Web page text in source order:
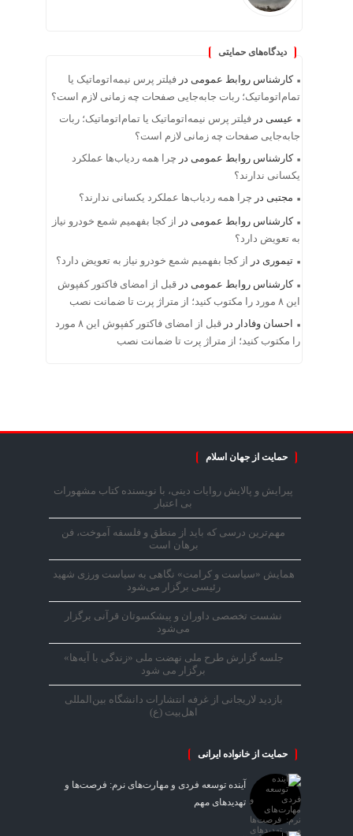
دیدگاه‌های حمایتی
کارشناس روابط عمومی در فیلتر پرس نیمه‌اتوماتیک یا
تمام‌اتوماتیک؛ ربات جابه‌جایی صفحات چه زمانی لازم است؟
عیسی در فیلتر پرس نیمه‌اتوماتیک یا تمام‌اتوماتیک؛ ربات
جابه‌جایی صفحات چه زمانی لازم است؟
کارشناس روابط عمومی در چرا همه ردیاب‌ها عملکرد
یکسانی ندارند؟
مجتبی در چرا همه ردیاب‌ها عملکرد یکسانی ندارند؟
کارشناس روابط عمومی در
از کجا بفهمیم شمع خودرو نیاز
به تعویض دارد؟
تیموری در
از کجا بفهمیم شمع خودرو نیاز به تعویض دارد؟
کارشناس روابط عمومی در قبل از امضای فاکتور کفپوش
این ۸ مورد را مکتوب کنید؛ از متراژ پرت تا ضمانت نصب
احسان وفادار در
قبل از امضای فاکتور کفپوش این ۸ مورد
را مکتوب کنید؛ از متراژ پرت تا ضمانت نصب
حمایت از جهان اسلام
پیرایش و پالایش روایات دینی، با نویسنده کتاب مشهورات
بی اعتبار
مهم‌ترین درسی که باید از منطق و فلسفه آموخت، فن
برهان است
همایش «سیاست و کرامت» نگاهی به سیاست ورزی شهید
رئیسی برگزار می‌شود
نشست تخصصی داوران و پیشکسوتان قرآنی برگزار
می‌شود
جلسه گزارش طرح ملی نهضت ملی «زندگی با آیه‌ها»
برگزار می شود
بازدید لاریجانی از غرفه انتشارات دانشگاه بین‌المللی
اهل‌بیت (ع)
حمایت از خانواده ایرانی
آینده توسعه فردی و مهارت‌های نرم: فرصت‌ها و
تهدیدهای مهم